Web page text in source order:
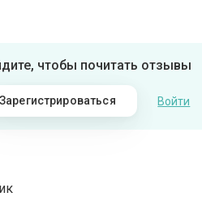
чтобы почитать отзывы
Зарегистрироваться Войти